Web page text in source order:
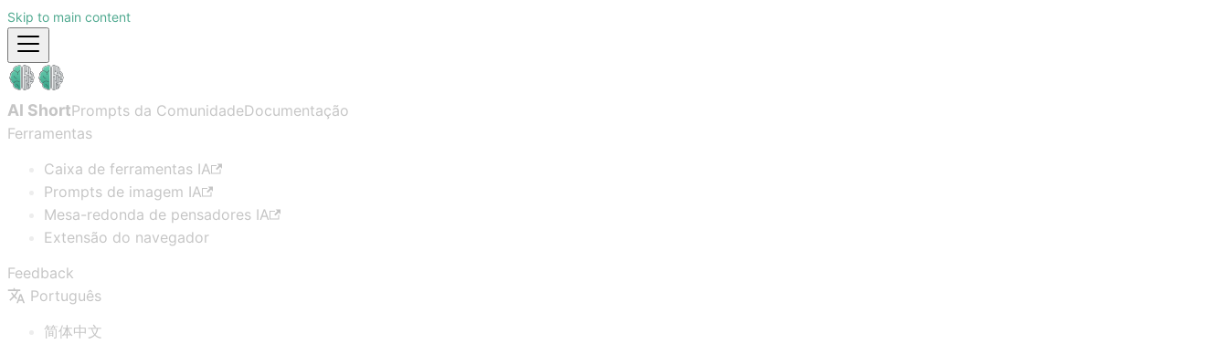
Skip to main content
AI ShortPrompts da ComunidadeDocumentação
Ferramentas
Caixa de ferramentas IA
Prompts de imagem IA
Mesa-redonda de pensadores IA
Extensão do navegador
Feedback
Português
简体中文